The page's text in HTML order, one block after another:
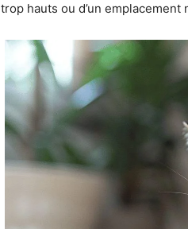
trop hauts ou d’un